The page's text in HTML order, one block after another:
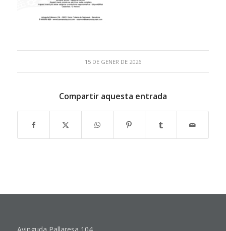
15 DE GENER DE 2026
Compartir aquesta entrada
Avinguda Pallaresa 104